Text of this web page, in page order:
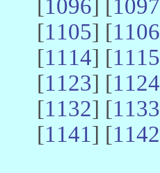
[1096] [1097
[1105] [1106
[1114] [1115
[1123] [1124
[1132] [1133
[1141] [1142